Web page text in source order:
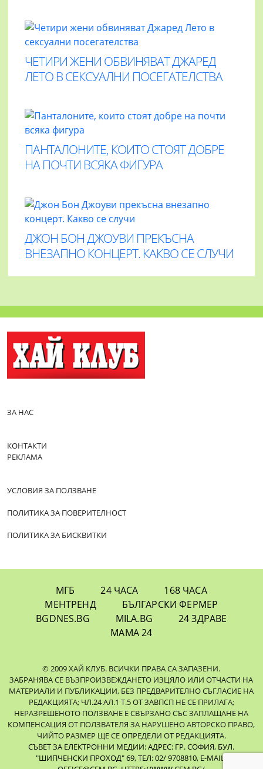
ЧЕТИРИ ЖЕНИ ОБВИНЯВАТ ДЖАРЕД
ЛЕТО В СЕКСУАЛНИ ПОСЕГАТЕЛСТВА
ПАНТАЛОНИТЕ, КОИТО СТОЯТ ДОБРЕ
НА ПОЧТИ ВСЯКА ФИГУРА
ДЖОН БОН ДЖОУВИ ПРЕКЪСНА
ВНЕЗАПНО КОНЦЕРТ. КАКВО СЕ СЛУЧИ
ЗА НАС
КОНТАКТИ
РЕКЛАМА
УСЛОВИЯ ЗА ПОЛЗВАНЕ
ПОЛИТИКА ЗА ПОВЕРИТЕЛНОСТ
ПОЛИТИКА ЗА БИСКВИТКИ
МГБ 24 ЧАСА
168 ЧАСА
МЕНТРЕНД
БЪЛГАРСКИ ФЕРМЕР
BGDNES.BG
MILA.BG
24 ЗДРАВЕ
МАМА 24
© 2009 ХАЙ КЛУБ. ВСИЧКИ ПРАВА СА ЗАПАЗЕНИ.
ЗАБРАНЯВА СЕ ВЪЗПРОИЗВЕЖДАНЕТО ИЗЦЯЛО ИЛИ ОТЧАСТИ НА
МАТЕРИАЛИ И ПУБЛИКАЦИИ, БЕЗ ПРЕДВАРИТЕЛНО СЪГЛАСИЕ НА
РЕДАКЦИЯТА; ЧЛ.24 АЛ.1 Т.5 ОТ ЗАВПСП НЕ СЕ ПРИЛАГА;
НЕРАЗРЕШЕНОТО ПОЛЗВАНЕ Е СВЪРЗАНО СЪС ЗАПЛАЩАНЕ НА
КОМПЕНСАЦИЯ ОТ ПОЛЗВАТЕЛЯ ЗА НАРУШЕНО АВТОРСКО ПРАВО,
ЧИЙТО РАЗМЕР ЩЕ СЕ ОПРЕДЕЛИ ОТ РЕДАКЦИЯТА.
СЪВЕТ ЗА ЕЛЕКТРОННИ МЕДИИ: АДРЕС: ГР. СОФИЯ, БУЛ.
"ШИПЧЕНСКИ ПРОХОД" 69, ТЕЛ: 02/ 9708810, E-MAIL: